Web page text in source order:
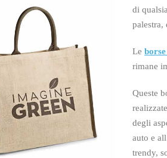
di
palestra,
Le
rimane
Queste
degli
auto e
trendy,